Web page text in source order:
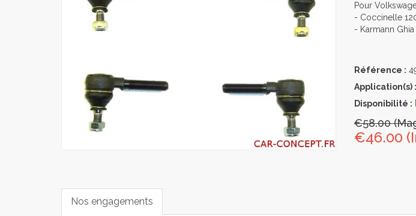
Pour
- Coccinelle
- Karmann Ghia
Référence :
Application(s) :
Disponibilité :
€58.00
€46.00
Nos engagements